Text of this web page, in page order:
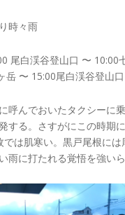
時々雨
尾白渓谷登山口 〜 10:00
岳 〜 15:00尾白渓谷登山口
呼んでおいたタクシーに
する。さすがにこの時期
では肌寒い。黒戸尾根には
雨に打たれる覚悟を強いら